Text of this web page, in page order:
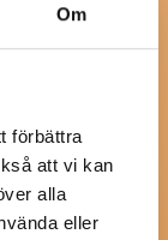
Om
förbättra
att vi kan
alla
eller